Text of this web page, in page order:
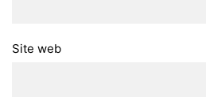
Site web